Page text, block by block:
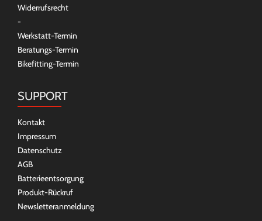
Widerrufsrecht
-
Werkstatt-Termin
Beratungs-Termin
Bikefitting-Termin
SUPPORT
Kontakt
Impressum
Datenschutz
AGB
Batterieentsorgung
Produkt-Rückruf
Newsletteranmeldung